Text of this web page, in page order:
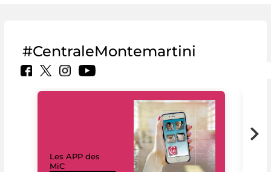
#CentraleMontemartini
Les APP des
MiC